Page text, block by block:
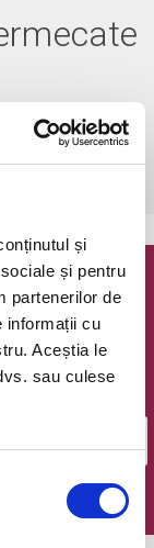
și
și pentru
partenerilor de
informații cu
Aceștia le
sau culese
cele mai noi